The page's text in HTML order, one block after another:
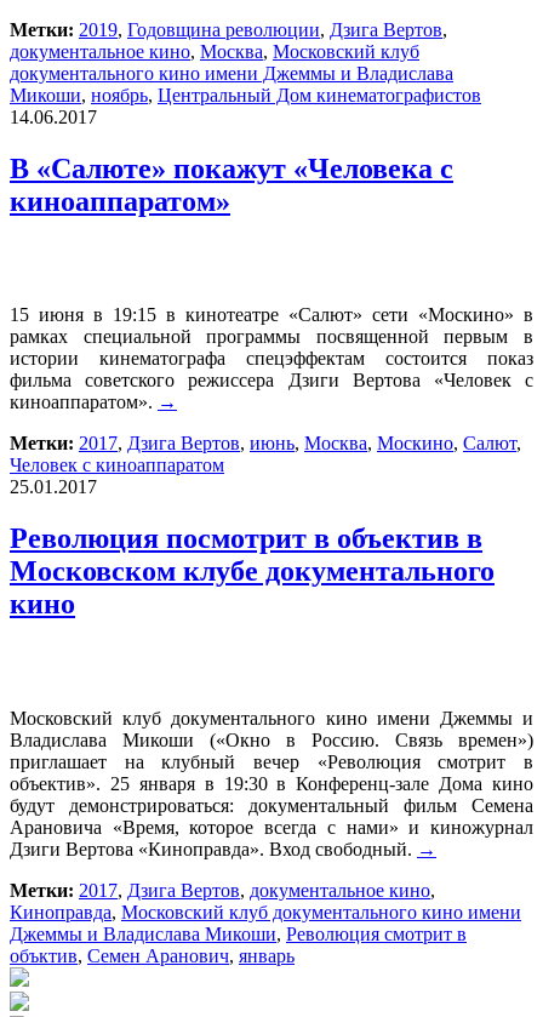
Метки: 2019, Годовщина революции, Дзига Вертов,
документальное кино, Москва, Московский клуб
документального кино имени Джеммы и Владислава
Микоши, ноябрь, Центральный Дом кинематографистов
14.06.2017
В «Салюте» покажут «Человека с
киноаппаратом»
15 июня в 19:15 в кинотеатре «Салют» сети «Москино» в
рамках специальной программы посвященной первым в
истории кинематографа спецэффектам состоится показ
фильма советского режиссера Дзиги Вертова «Человек с
киноаппаратом». →
Метки: 2017, Дзига Вертов, июнь, Москва, Москино, Салют,
Человек с киноаппаратом
25.01.2017
Революция посмотрит в объектив в
Московском клубе документального
кино
Московский клуб документального кино имени Джеммы и
Владислава Микоши («Окно в Россию. Связь времен»)
приглашает на клубный вечер «Революция смотрит в
объектив». 25 января в 19:30 в Конференц-зале Дома кино
будут демонстрироваться: документальный фильм Семена
Арановича «Время, которое всегда с нами» и киножурнал
Дзиги Вертова «Киноправда». Вход свободный. →
Метки: 2017, Дзига Вертов, документальное кино,
Киноправда, Московский клуб документального кино имени
Джеммы и Владислава Микоши, Революция смотрит в
объктив, Семен Аранович, январь